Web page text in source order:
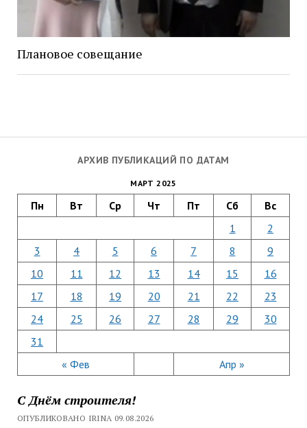
АРХИВ ПУБЛИКАЦИЙ ПО ДАТАМ
МАРТ 2025
Пн Вт Ср Чт Пт Сб Вс
« Фев Апр »
1
2
3
4 5 6 7 8
9
10
11 12 13 14 15
16
17
18 19 20 21 22
23
24
25 26 27 28 29
30
31
С Днём строителя!
ОПУБЛИКОВАНО IRINA 09.08.2026
Плановое совещание